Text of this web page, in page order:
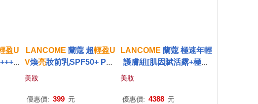
盈U
司
LANCOME 蘭蔻 超輕盈U
V煥亮妝前乳SPF50+ PA+
+++(10ml)#粉潤光-公司貨
美妝
優惠價: 399 元
LANCOME 蘭蔻 極速年輕
護膚組[肌因賦活露+極光
活粹晶露+彈嫩保濕
霜 ]-國際航空版
美妝
優惠價: 4388 元